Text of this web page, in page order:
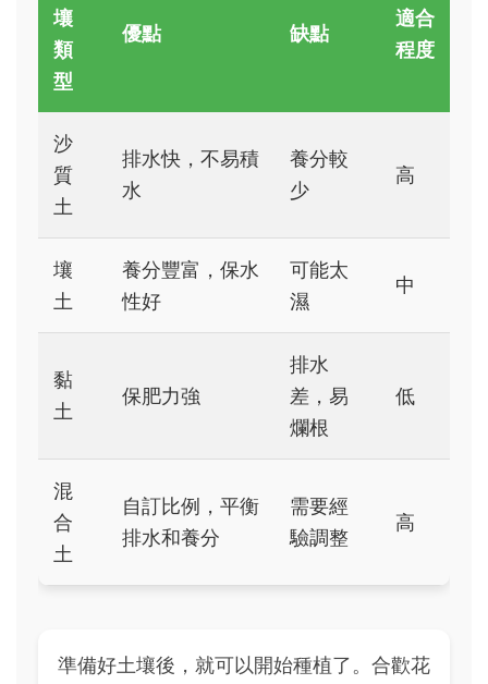
壤
類
型
優點 缺點
適合
程度
沙
質
土
排水快，不易積
水
養分較
少
高
壤
土
養分豐富，保水
性好
可能太
濕
中
黏
土
保肥力強
排水
差，易
爛根
低
混
合
土
自訂比例，平衡
排水和養分
需要經
驗調整
高
準備好土壤後，就可以開始種植了。合歡花